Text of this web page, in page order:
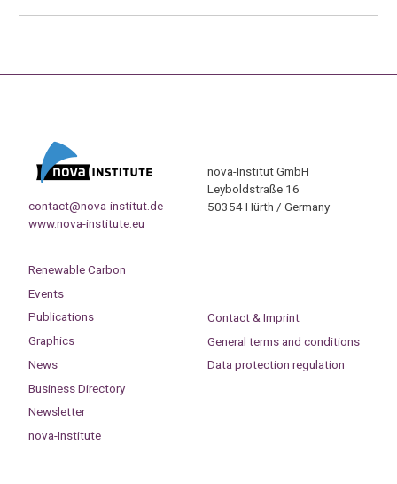
contact@nova-institut.de
www.nova-institute.eu
nova-Institut GmbH
Leyboldstraße 16
50354 Hürth / Germany
Renewable Carbon
Events
Publications
Graphics
News
Business Directory
Newsletter
nova-Institute
Contact & Imprint
General terms and conditions
Data protection regulation